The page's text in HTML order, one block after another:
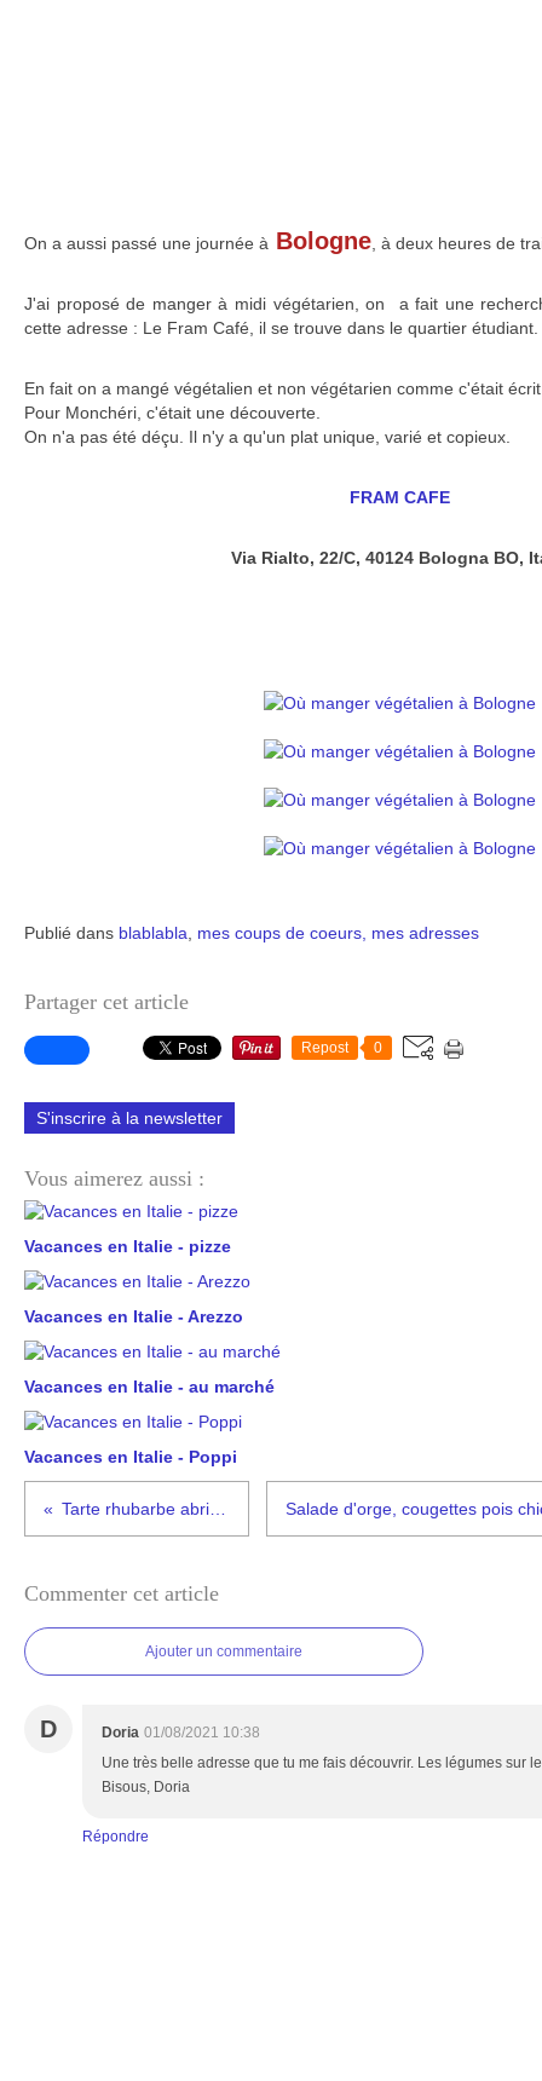
On a aussi passé une journée à Bologne , à deux heures de
J'ai proposé de manger à midi végétarien, on a fait une
cette adresse : Le Fram Café, il se trouve dans le quartier étudiant.
En fait on a mangé végétalien et non végétarien comme c'était
Pour Monchéri, c'était une découverte.
On n'a pas été déçu. Il n'y a qu'un plat unique, varié et copieux.
FRAM CAFE
Via Rialto, 22/C, 40124 Bologna BO,
Publié dans blablabla mes coups de coeurs, mes adresses
Partager cet article
Repost 0
S'inscrire à la newsletter
Vous aimerez aussi :
Vacances en Italie - pizze
Vacances en Italie - Arezzo
Vacances en Italie - au marché
Vacances en Italie - Poppi
Commenter cet article
Ajouter un commentaire
D Doria 01/08/2021 10:38
Une très belle adresse que tu me fais découvrir. Les légumes sur
Bisous, Doria
Répondre